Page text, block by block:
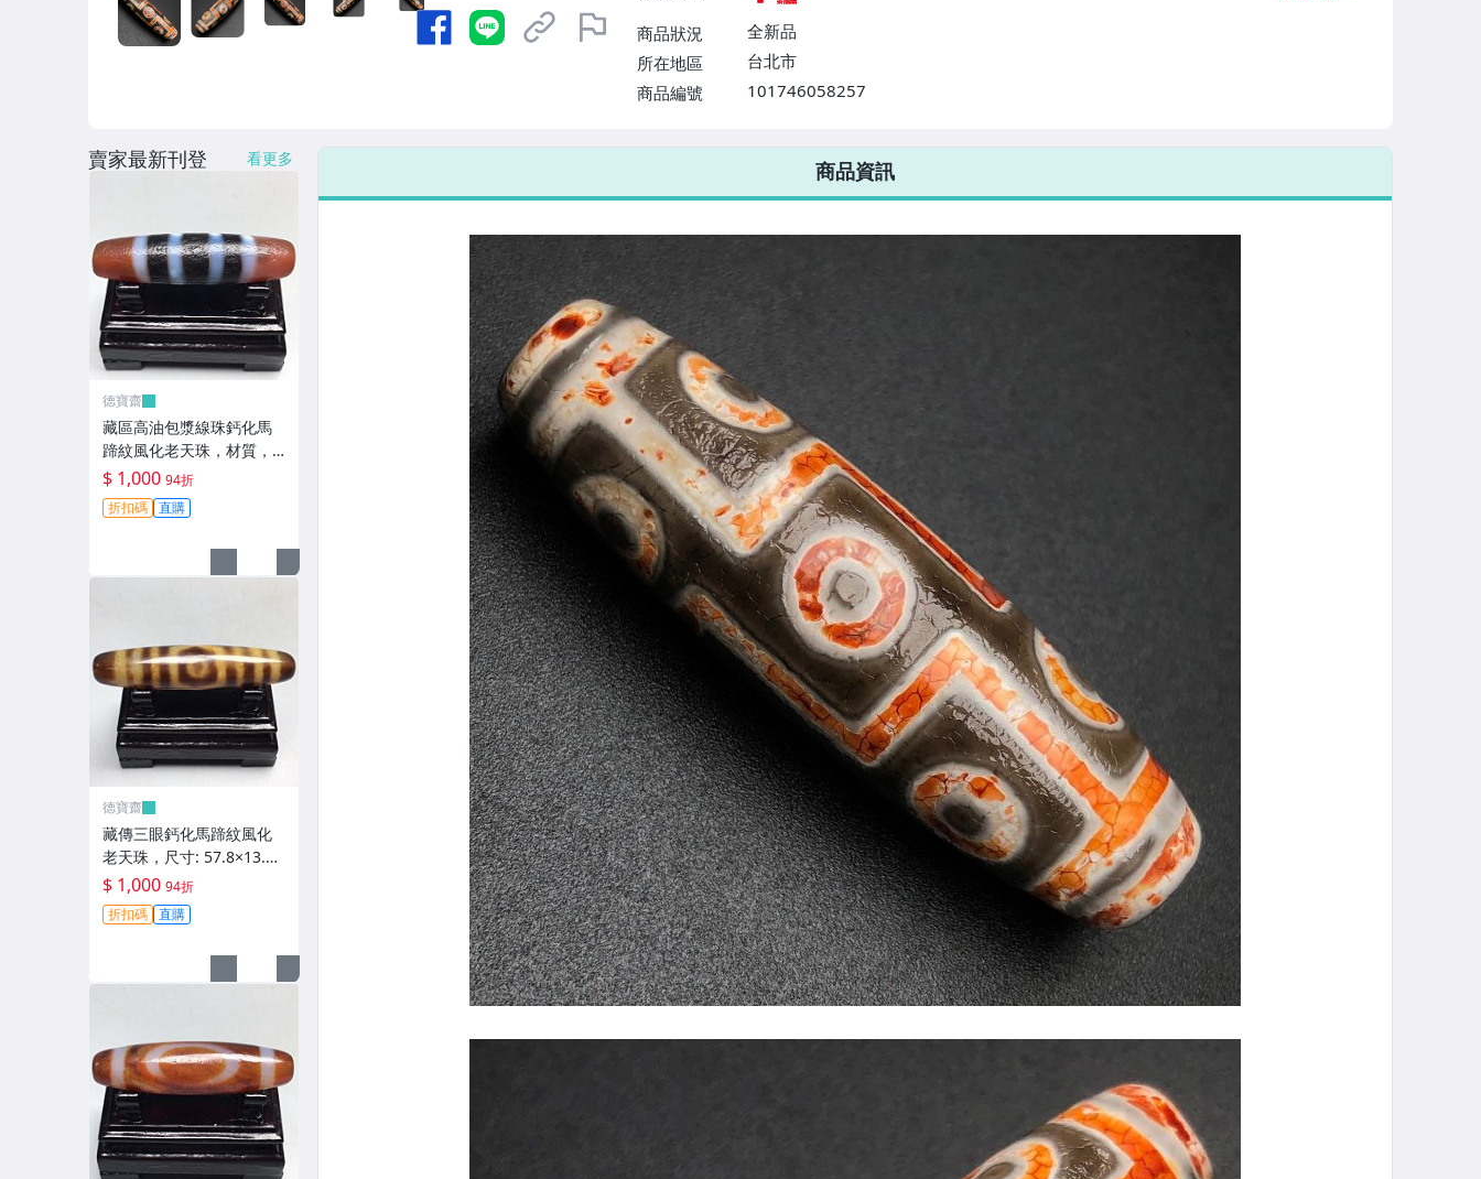
商品狀況
全新品
所在地區
台北市
商品編號
101746058257
7-ELEVEN 運費只要38元
不限金額、筆數，筆筆優惠無限次！
商品資訊
賣家最新刊登 看更多
德寶齋
藏區高油包漿線珠鈣化馬
蹄紋風化老天珠，材質，
瑪瑙玉髓，尺寸：49.4×13
左 天珠 瑪瑙 硃砂【德寶
齋】408
$ 1,000 94折
折扣碼 直購
德寶齋
藏傳三眼鈣化馬蹄紋風化
老天珠，尺寸: 57.8×13.3
左右，材質：瑪瑙，玉
髓， 天珠 瑪瑙 硃砂【德寶
齋】407
$ 1,000 94折
折扣碼 直購